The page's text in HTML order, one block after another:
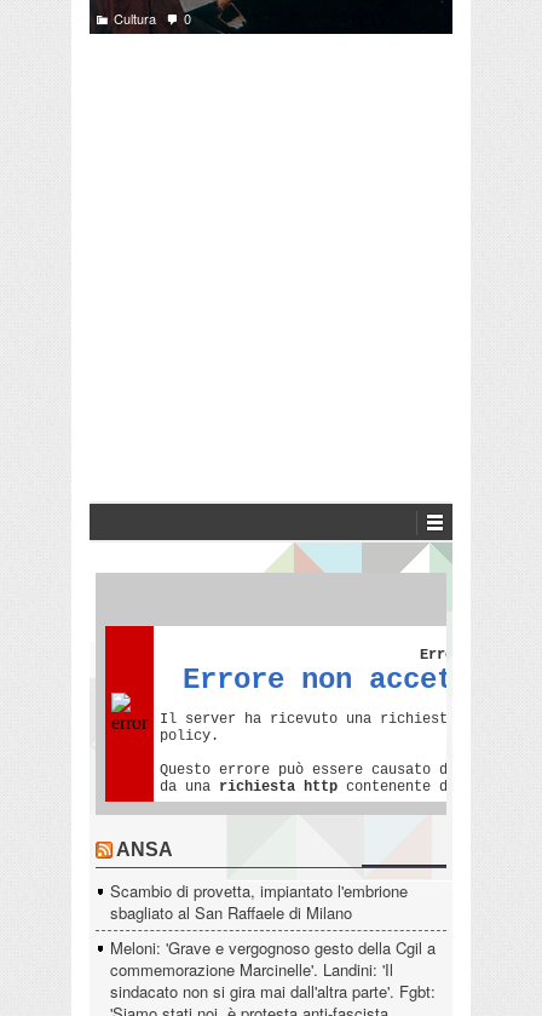
Cultura 0
ANSA
Scambio di provetta, impiantato l'embrione
sbagliato al San Raffaele di Milano
Meloni: 'Grave e vergognoso gesto della Cgil a
commemorazione Marcinelle'. Landini: 'Il
sindacato non si gira mai dall'altra parte'. Fgbt: